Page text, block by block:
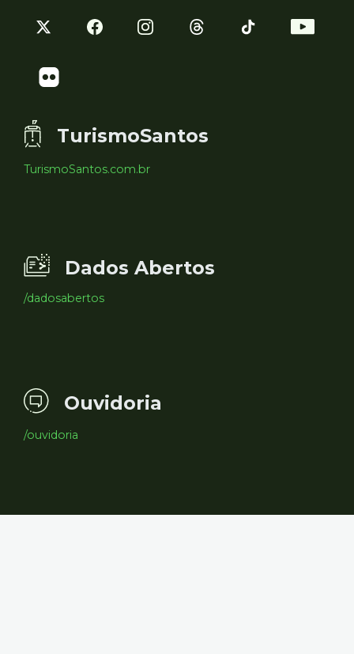
TurismoSantos
TurismoSantos.com.br
Dados Abertos
/dadosabertos
Ouvidoria
/ouvidoria